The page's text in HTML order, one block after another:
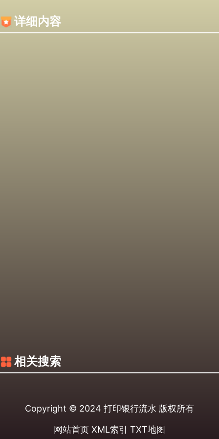
详细内容
相关搜索
Copyright © 2024 打印银行流水 版权所有
网站首页 XML索引 TXT地图